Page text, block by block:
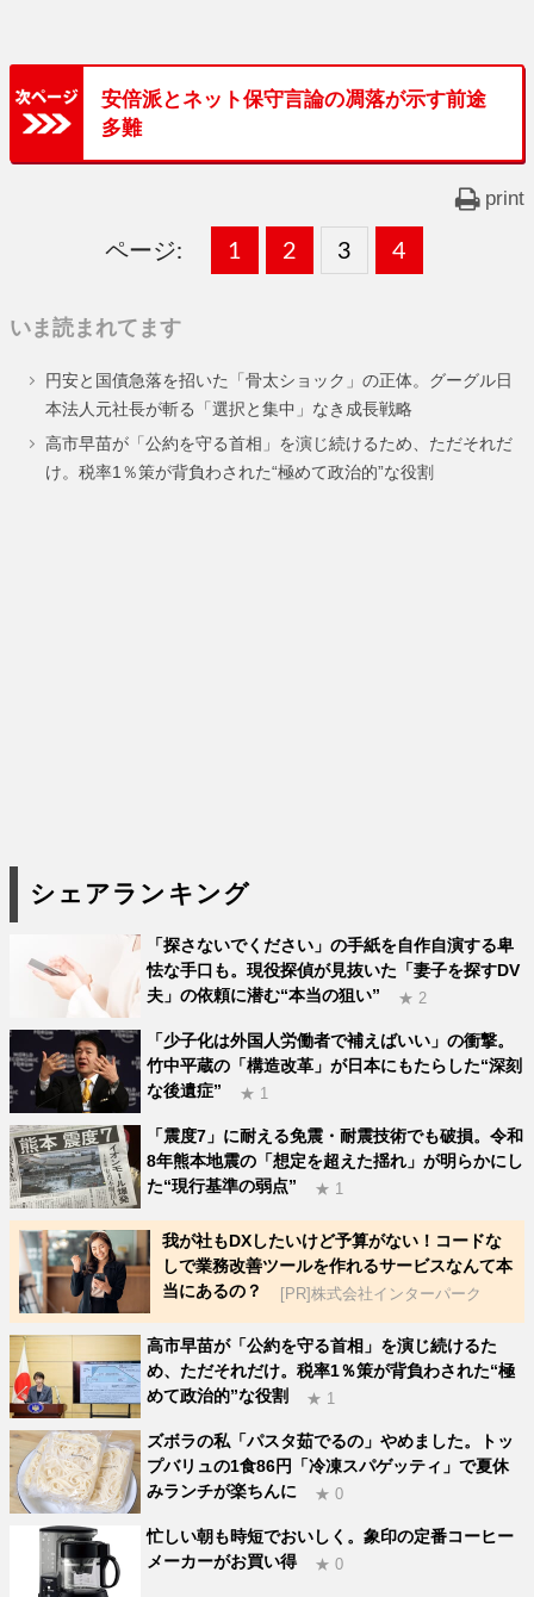
安倍派とネット保守言論の凋落が示す前途
多難
print
ページ:
固
ー
ジ
1 ,
固
ー
ジ
2 ,
固
ー
ジ
3 ,
固
ー
ジ
4
いま読まれてます
円安と国債急落を招いた「骨太ショック」の正体。グーグル日
本法人元社長が斬る「選択と集中」なき成長戦略
高市早苗が「公約を守る首相」を演じ続けるため、ただそれだ
け。税率1％策が背負わされた“極めて政治的”な役割
シェアランキング
「探さないでください」の手紙を自作自演する卑
怯な手口も。現役探偵が見抜いた「妻子を探すDV
夫」の依頼に潜む“本当の狙い”
★ 2
「少子化は外国人労働者で補えばいい」の衝撃。
竹中平蔵の「構造改革」が日本にもたらした“深刻
な後遺症”
★ 1
「震度7」に耐える免震・耐震技術でも破損。令和
8年熊本地震の「想定を超えた揺れ」が明らかにし
た“現行基準の弱点”
★ 1
我が社もDXしたいけど予算がない！コードな
しで業務改善ツールを作れるサービスなんて本
当にあるの？
[PR]株式会社インターパーク
高市早苗が「公約を守る首相」を演じ続けるた
め、ただそれだけ。税率1％策が背負わされた“極
めて政治的”な役割
★ 1
ズボラの私「パスタ茹でるの」やめました。トッ
プバリュの1食86円「冷凍スパゲッティ」で夏休
みランチが楽ちんに
★ 0
忙しい朝も時短でおいしく。象印の定番コーヒー
メーカーがお買い得
★ 0